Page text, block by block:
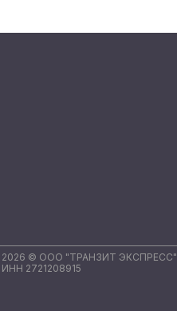
2026 © ООО "ТРАНЗИТ ЭКСПРЕСС"
ИНН 2721208915